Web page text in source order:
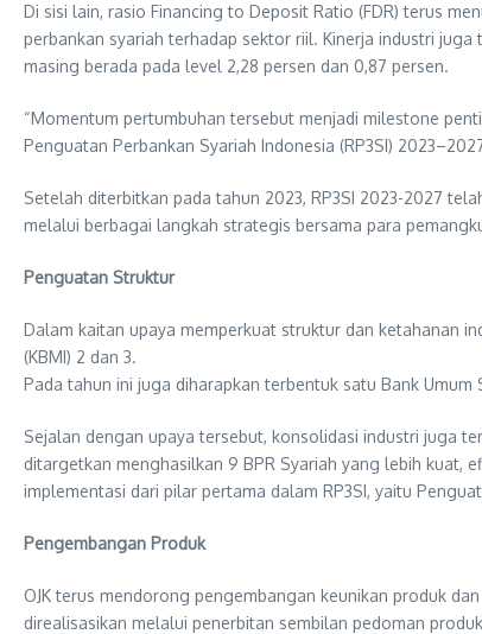
Di sisi lain, rasio Financing to Deposit Ratio (FDR) terus
perbankan syariah terhadap sektor riil. Kinerja industri
masing berada pada level 2,28 persen dan 0,87 persen.
“Momentum pertumbuhan tersebut menjadi milestone
Penguatan Perbankan Syariah Indonesia (RP3SI)
Setelah diterbitkan pada tahun 2023, RP3SI 2023-2027
melalui berbagai langkah strategis bersama para
Penguatan Struktur
Dalam kaitan upaya memperkuat struktur dan ketahanan
(KBMI) 2 dan 3.
Pada tahun ini juga diharapkan terbentuk satu Bank
Sejalan dengan upaya tersebut, konsolidasi industri juga
ditargetkan menghasilkan 9 BPR Syariah yang lebih kuat,
implementasi dari pilar pertama dalam RP3SI, yaitu
Pengembangan Produk
OJK terus mendorong pengembangan keunikan produk
direalisasikan melalui penerbitan sembilan pedoman